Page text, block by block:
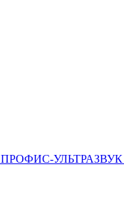
ПРОФИС-УЛЬТРАЗВУК